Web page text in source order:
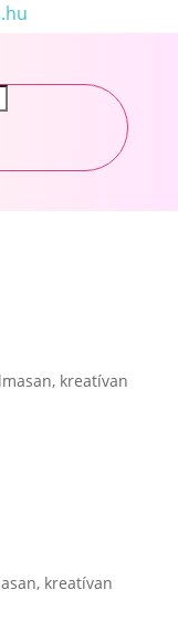
kreatívan
kreatívan